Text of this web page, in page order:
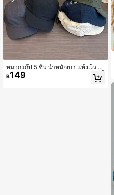
หมวกแก๊ป 5 ชิ้น น้ำหนักเบา แห้งเร็ว ระ
บายอากาศได้ดี, หมวกกันแดดสำหรับตั้
งแคมป์กลางแจ้ง, หมวกกันแดดแบบเจ
฿149